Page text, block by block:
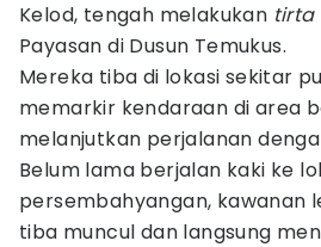
Kelod, tengah melakukan tirta
Payasan di Dusun Temukus.
Mereka tiba di lokasi sekitar
memarkir kendaraan di area
melanjutkan perjalanan
Belum lama berjalan kaki ke
persembahyangan, kawanan
tiba muncul dan langsung